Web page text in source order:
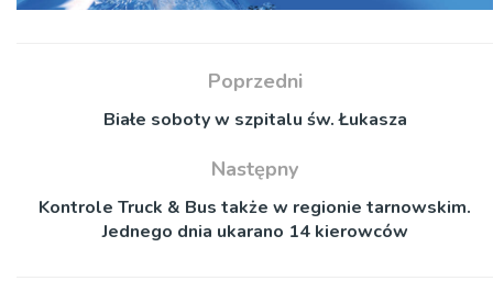
Poprzedni
Białe soboty w szpitalu św. Łukasza
Następny
Kontrole Truck & Bus także w regionie tarnowskim.
Jednego dnia ukarano 14 kierowców